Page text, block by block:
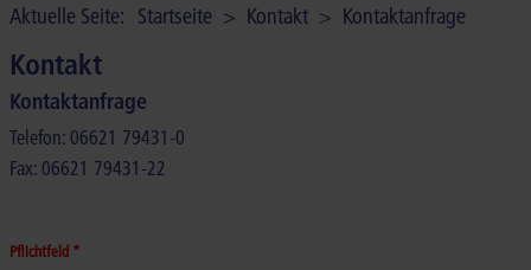
Aktuelle Seite: Startseite > Kontakt > Kontaktanfrage
Kontakt
Kontaktanfrage
Telefon: 06621 79431-0
Fax: 06621 79431-22
Pflichtfeld *